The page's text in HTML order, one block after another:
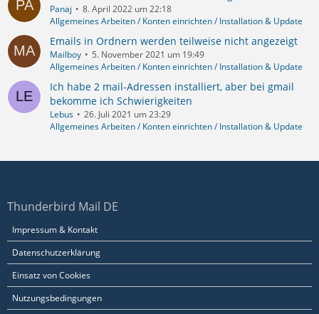
Panaj
8. April 2022 um 22:18
Allgemeines Arbeiten / Konten einrichten / Installation & Update
Emails in Ordnern werden teilweise nicht angezeigt
Mailboy
5. November 2021 um 19:49
Allgemeines Arbeiten / Konten einrichten / Installation & Update
Ich habe 2 mail-Adressen installiert, aber bei gmail
bekomme ich Schwierigkeiten
Lebus
26. Juli 2021 um 23:29
Allgemeines Arbeiten / Konten einrichten / Installation & Update
Thunderbird Mail DE
Impressum & Kontakt
Datenschutzerklärung
Einsatz von Cookies
Nutzungsbedingungen